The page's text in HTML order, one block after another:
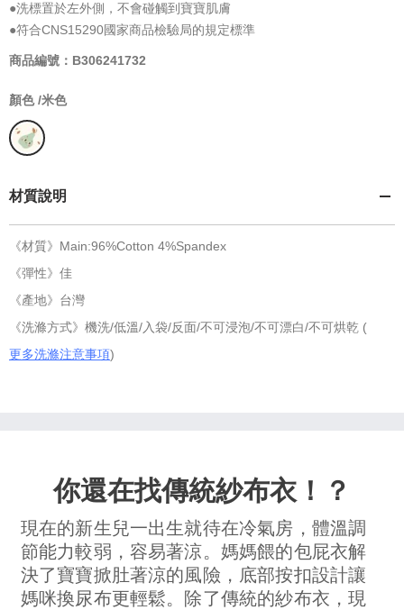
●洗標置於左外側，不會碰觸到寶寶肌膚
●符合CNS15290國家商品檢驗局的規定標準
商品編號：B306241732
顏色 /米色
材質說明
《材質》Main:96%Cotton 4%Spandex
《彈性》佳
《產地》台灣
《洗滌方式》機洗/低溫/入袋/反面/不可浸泡/不可漂白/不可烘乾 (
更多洗滌注意事項)
你還在找傳統紗布衣！？
現在的新生兒一出生就待在冷氣房，體溫調
節能力較弱，容易著涼。媽媽餵的包屁衣解
決了寶寶掀肚著涼的風險，底部按扣設計讓
媽咪換尿布更輕鬆。除了傳統的紗布衣，現